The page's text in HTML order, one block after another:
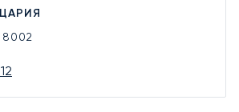
8002